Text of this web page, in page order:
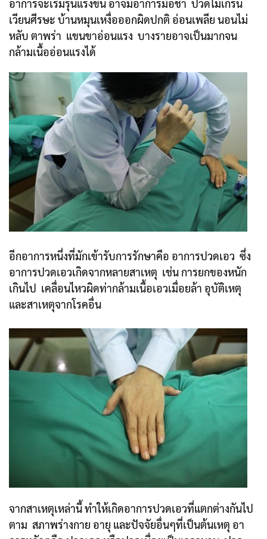
อาการจะเริ่มรุนแรงขึ้น อาจมีอาการมือชา ปวดไมเกรน
เวียนศีรษะ บ้านหมุนเหงื่อออกผิดปกติ อ่อนเพลีย นอนไม่
หลับ ตาพร่า แขนขาอ่อนแรง บางรายอาจเป็นมากจน
กล้ามเนื้ออ่อนแรงได้
อีกอาการหนึ่งที่มักเข้ารับการรักษาคือ อาการปวดเอว ซึ่ง
อาการปวดเอวเกิดจากหลายสาเหตุ เช่น การยกของหนัก
เกินไป เคลื่อนไหวผิดท่ากล้ามเนื้อเอวเมื่อยล้า อุบัติเหตุ
และสาเหตุจากโรคอื่น
จากสาเหตุเหล่านี้ ทำให้เกิดอาการปวดเอวที่แตกต่างกันไป
ตาม สภาพร่างกาย อายุ และปัจจัยอื่นๆที่เป็นต้นเหตุ อา